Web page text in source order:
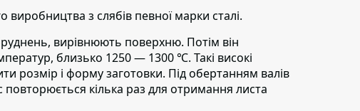
виробництва з слябів певної марки сталі.
вирівнюють поверхню. Потім він
близько 1250 — 1300 ℃. Такі високі
розмір і форму заготовки. Під обертанням валів
кілька раз для отримання листа